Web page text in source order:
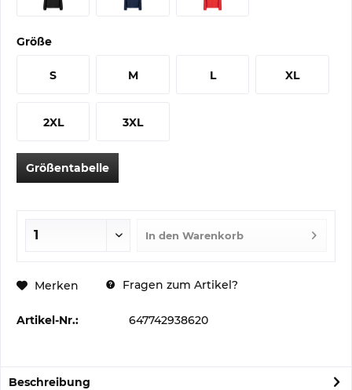
Größe
S M L XL
2XL 3XL
Größentabelle
In den Warenkorb
Merken Fragen zum Artikel?
Artikel-Nr.: 647742938620
Beschreibung